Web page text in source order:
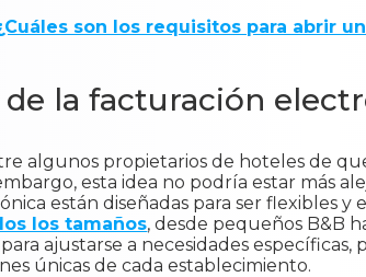
son los requisitos para abrir
la facturación
algunos propietarios de hoteles de
esta idea no podría estar más
están diseñadas para ser flexibles y
los tamaños, desde pequeños B&B
ajustarse a necesidades
únicas de cada establecimiento.